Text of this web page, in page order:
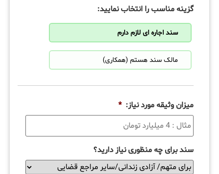
گزینه مناسب را انتخاب نمایید:
سند اجاره ای لازم دارم
مالک سند هستم (همکاری)
میزان وثیقه مورد نیاز: *
سند برای چه منظوری نیاز دارید؟